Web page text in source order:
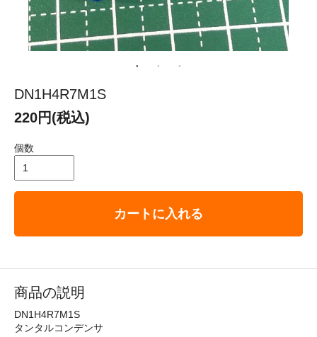
DN1H4R7M1S
220円(税込)
個数
カートに入れる
商品の説明
DN1H4R7M1S
タンタルコンデンサ